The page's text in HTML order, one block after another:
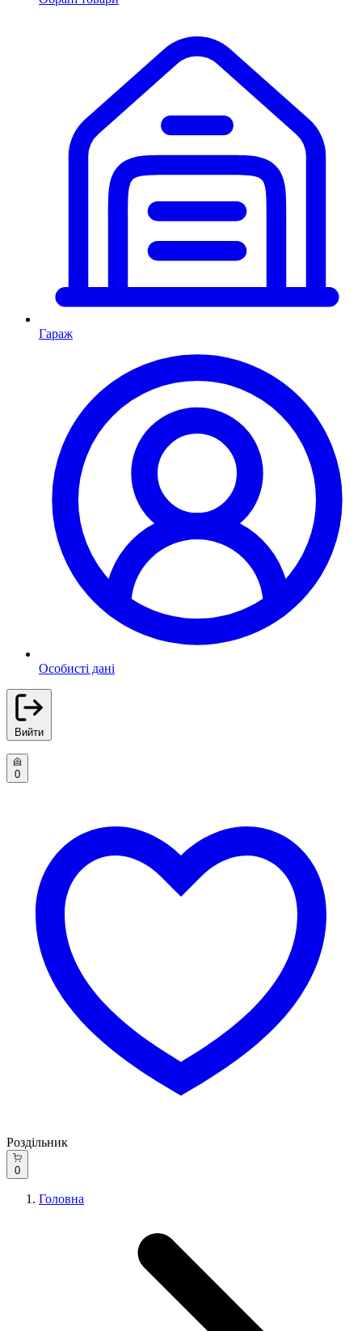
Гараж
Особисті дані
Вийти
0
Роздільник
0
Головна